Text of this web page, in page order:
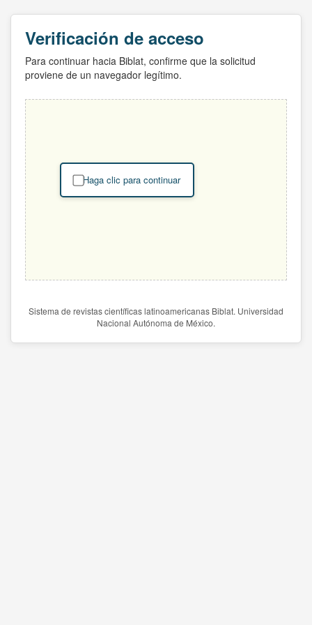
Verificación de acceso
Para continuar hacia Biblat, confirme que la solicitud
proviene de un navegador legítimo.
Haga clic para continuar
Sistema de revistas científicas latinoamericanas Biblat. Universidad
Nacional Autónoma de México.